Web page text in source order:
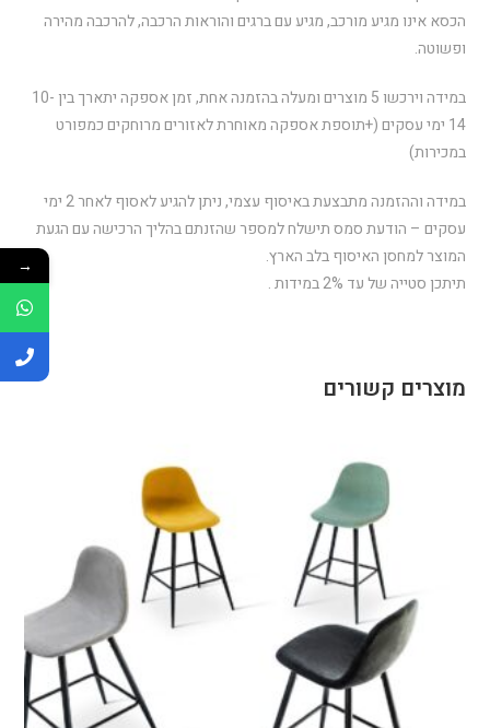
הכסא אינו מגיע מורכב, מגיע עם ברגים והוראות הרכבה, להרכבה מהירה
ופשוטה.
במידה וירכשו 5 מוצרים ומעלה בהזמנה אחת, זמן אספקה יתארך בין 10-
14 ימי עסקים (+תוספת אספקה מאוחרת לאזורים מרוחקים כמפורט
במכירות)
במידה וההזמנה מתבצעת באיסוף עצמי, ניתן להגיע לאסוף לאחר 2 ימי
עסקים – הודעת סמס תישלח למספר שהזנתם בהליך הרכישה עם הגעת
המוצר למחסן האיסוף בלב הארץ.
תיתכן סטייה של עד 2% במידות .
מוצרים קשורים
→